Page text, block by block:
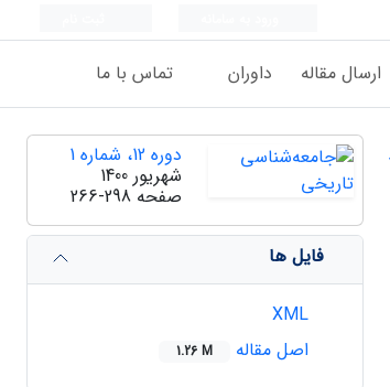
ارسال مقاله داوران تماس با ما
دوره 12، شماره 1
شهریور 1400
صفحه 266-298
فایل ها
اصل مقاله
1.26 M